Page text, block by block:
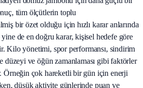
tüm ölçütlerin toplu
bir özet olduğu için hızlı karar anlarında
de en doğru karar, kişisel hedefe göre
Kilo yönetimi, spor performansı, sindirim
düzeyi ve öğün zamanlaması gibi faktörler
Örneğin çok hareketli bir gün için enerji
düşük aktivite günlerinde puan ve